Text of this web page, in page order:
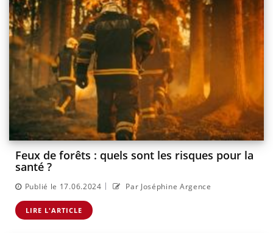
Feux de forêts : quels sont les risques pour la
santé ?
Publié le 17.06.2024 | Par Joséphine Argence
LIRE L'ARTICLE